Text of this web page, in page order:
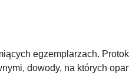
egzemplarzach.
dowody, na których